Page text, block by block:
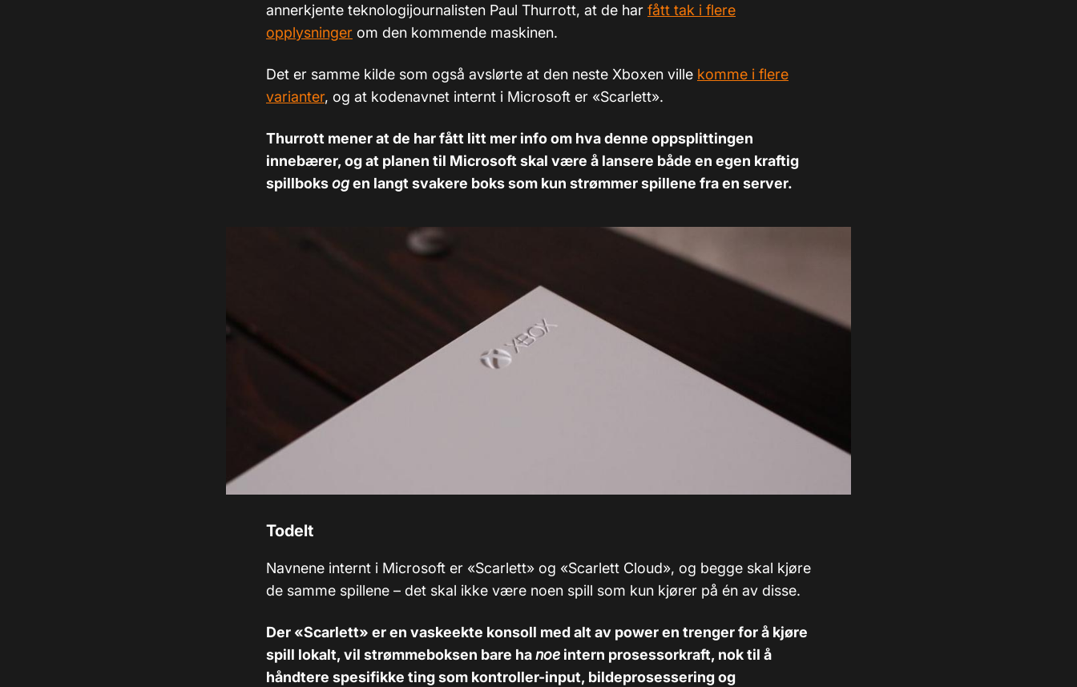
annerkjente teknologijournalisten Paul Thurrott, at de har fått tak i flere
opplysninger om den kommende maskinen.
Det er samme kilde som også avslørte at den neste Xboxen ville komme i flere
varianter, og at kodenavnet internt i Microsoft er «Scarlett».
Thurrott mener at de har fått litt mer info om hva denne oppsplittingen
innebærer, og at planen til Microsoft skal være å lansere både en egen kraftig
spillboksogen langt svakere boks som kun strømmer spillene fra en server.
Todelt
Navnene internt i Microsoft er «Scarlett» og «Scarlett Cloud», og begge skal kjøre
de samme spillene – det skal ikke være noen spill som kun kjører på én av disse.
Der «Scarlett» er en vaskeekte konsoll med alt av power en trenger for å kjøre
spill lokalt, vil strømmeboksen bare hanoe intern prosessorkraft, nok til å
håndtere spesifikke ting som kontroller-input, bildeprosessering og